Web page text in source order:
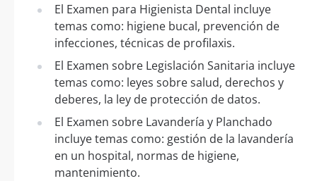
El Examen para Higienista Dental incluye
temas como: higiene bucal, prevención de
infecciones, técnicas de profilaxis.
El Examen sobre Legislación Sanitaria incluye
temas como: leyes sobre salud, derechos y
deberes, la ley de protección de datos.
El Examen sobre Lavandería y Planchado
incluye temas como: gestión de la lavandería
en un hospital, normas de higiene,
mantenimiento.